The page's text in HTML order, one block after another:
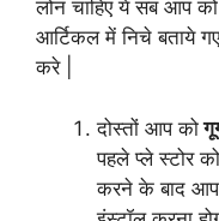
लोन चाहिए ये सब आप
आर्टिकल में निचे बताये
करे |
दोस्तों आप को
पहले प्ले स्टोर
करने के बाद